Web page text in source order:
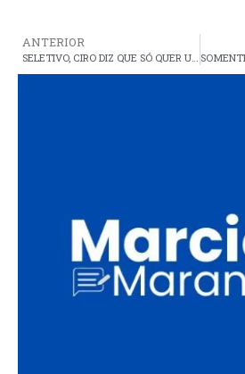
ANTERIOR
SELETIVO, CIRO DIZ QUE SÓ QUER UNIR O BRASIL ‘QUE É DECENTE’